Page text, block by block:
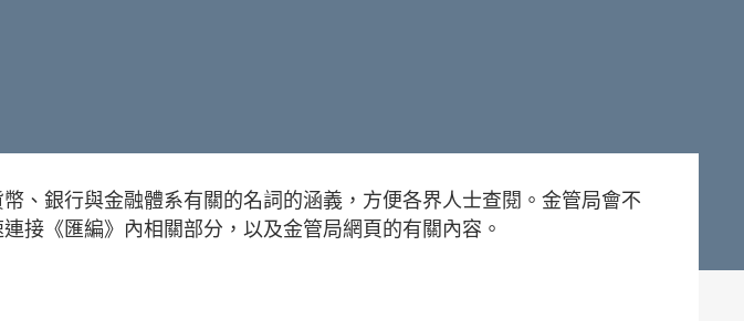
、銀行與金融體系有關的名詞的涵義，方便各界人士查閱。金管局會不
接《匯編》內相關部分，以及金管局網頁的有關內容。